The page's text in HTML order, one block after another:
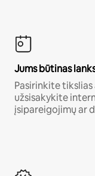
Jums būtinas
Pasirinkite
užsisakykite
įsipareigojimų ar